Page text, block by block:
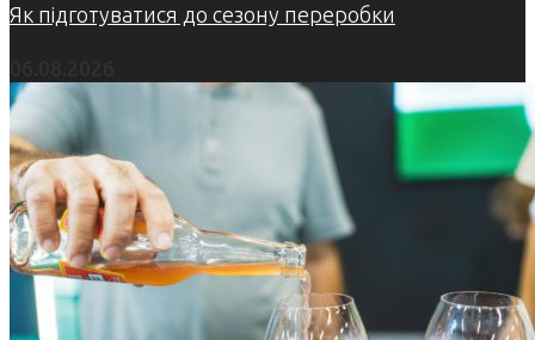
Як підготуватися до сезону переробки